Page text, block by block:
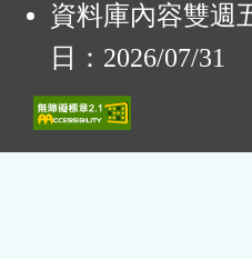
資料庫內容雙週
日：2026/07/31